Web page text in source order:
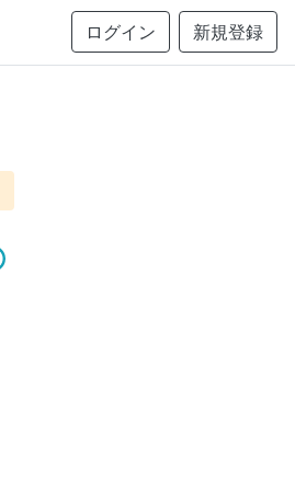
ログイン 新規登録